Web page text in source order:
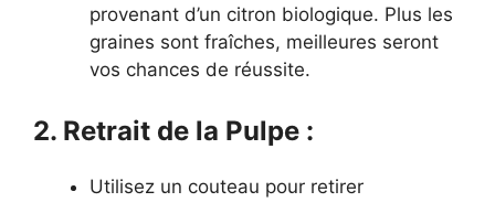
provenant d’un citron biologique. Plus les
graines sont fraîches, meilleures seront
vos chances de réussite.
2. Retrait de la Pulpe :
Utilisez un couteau pour retirer